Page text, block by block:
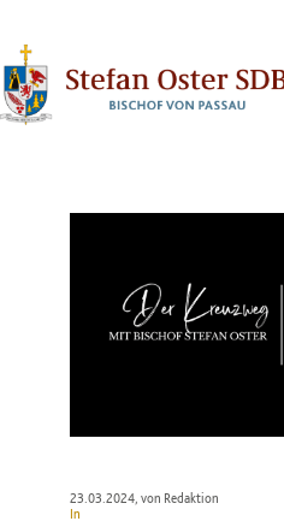
23.03.2024, von Redaktion
In